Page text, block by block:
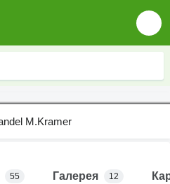
55 Галерея 12